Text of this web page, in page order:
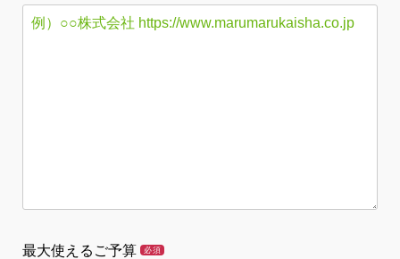
最大使えるご予算 必須